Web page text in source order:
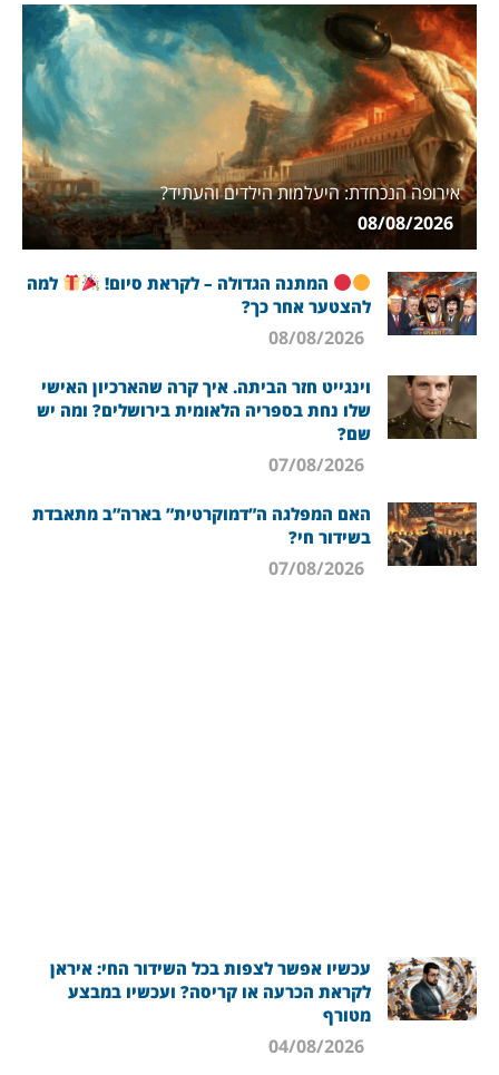
אירופה הנכחדת: היעלמות הילדים והעתיד?
המתנה הגדולה – לקראת סיום!
למה
להצטער אחר כך?
וינגייט חזר הביתה. איך קרה שהארכיון האישי
שלו נחת בספריה הלאומית בירושלים? ומה יש
שם?
האם המפלגה ה”דמוקרטית” בארה”ב מתאבדת
בשידור חי?
עכשיו אפשר לצפות בכל השידור החי: איראן
לקראת הכרעה או קריסה? ועכשיו במבצע
מטורף